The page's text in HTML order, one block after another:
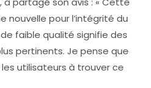
nouvelle pour l’intégrité du
de faible qualité signifie des
pertinents. Je pense que
utilisateurs à trouver ce